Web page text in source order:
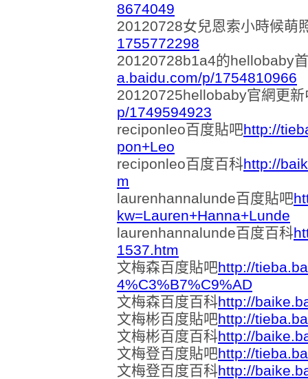
8674049
20120728女兒恩索小時候萌
1755772298
20120728b1a4的hellobaby
a.baidu.com/p/1754810966
20120725hellobaby官網更新
p/1749594923
reciponleo百度貼吧http://
pon+Leo
reciponleo百度百科http://
m
laurenhannalunde百度貼吧
kw=Lauren+Hanna+Lunde
laurenhannalunde百度百科
1537.htm
文梅森百度貼吧http://
4%C3%B7%C9%AD
文梅森百度百科http://
文梅彬百度貼吧http://
文梅彬百度百科http://
文梅登百度貼吧http://
文梅登百度百科http://